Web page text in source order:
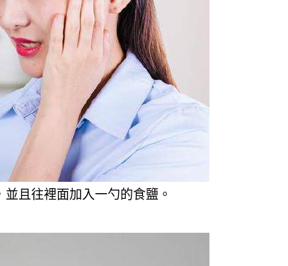
且往裡面加入一勺的食鹽。